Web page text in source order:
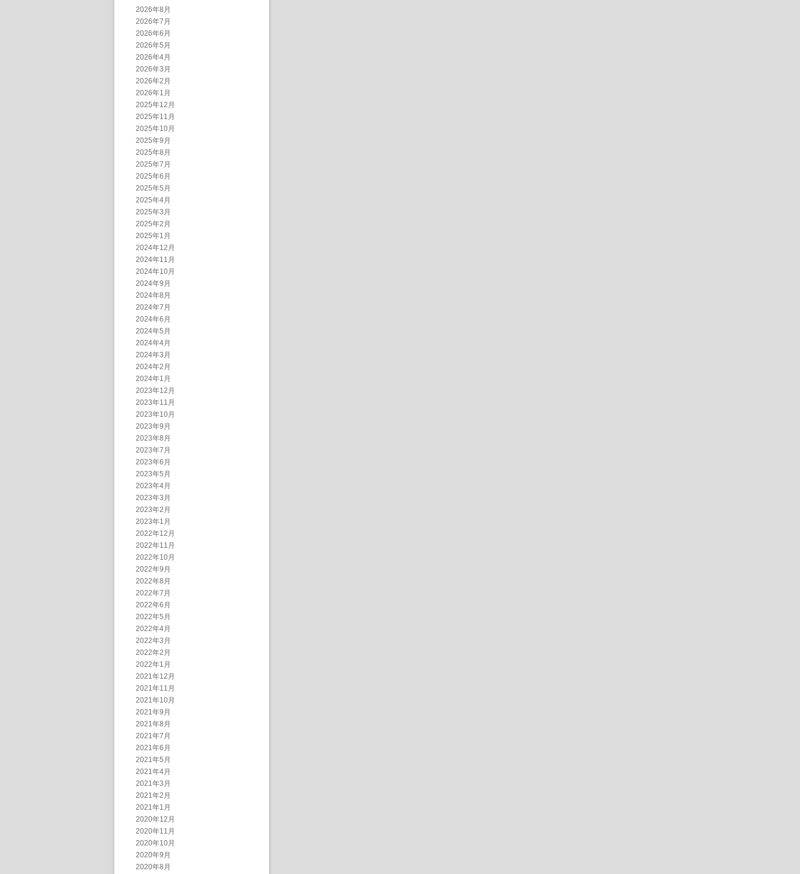
2026年8月
2026年7月
2026年6月
2026年5月
2026年4月
2026年3月
2026年2月
2026年1月
2025年12月
2025年11月
2025年10月
2025年9月
2025年8月
2025年7月
2025年6月
2025年5月
2025年4月
2025年3月
2025年2月
2025年1月
2024年12月
2024年11月
2024年10月
2024年9月
2024年8月
2024年7月
2024年6月
2024年5月
2024年4月
2024年3月
2024年2月
2024年1月
2023年12月
2023年11月
2023年10月
2023年9月
2023年8月
2023年7月
2023年6月
2023年5月
2023年4月
2023年3月
2023年2月
2023年1月
2022年12月
2022年11月
2022年10月
2022年9月
2022年8月
2022年7月
2022年6月
2022年5月
2022年4月
2022年3月
2022年2月
2022年1月
2021年12月
2021年11月
2021年10月
2021年9月
2021年8月
2021年7月
2021年6月
2021年5月
2021年4月
2021年3月
2021年2月
2021年1月
2020年12月
2020年11月
2020年10月
2020年9月
2020年8月